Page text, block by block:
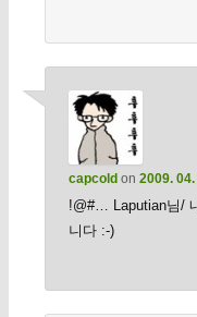
capcold on 2009.
!@#… Laputian님/
니다 :-)